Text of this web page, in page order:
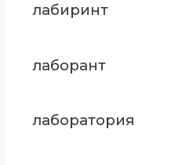
лабиринт
лаборант
лаборатория